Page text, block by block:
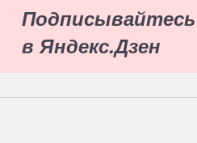
Подписывайтесь
в Яндекс.Дзен